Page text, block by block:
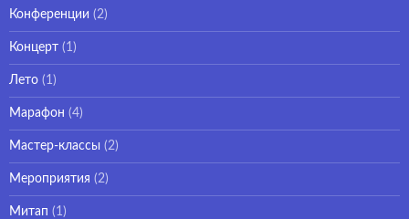
Конференции (2)
Концерт (1)
Лето (1)
Марафон (4)
Мастер-классы (2)
Мероприятия (2)
Митап (1)